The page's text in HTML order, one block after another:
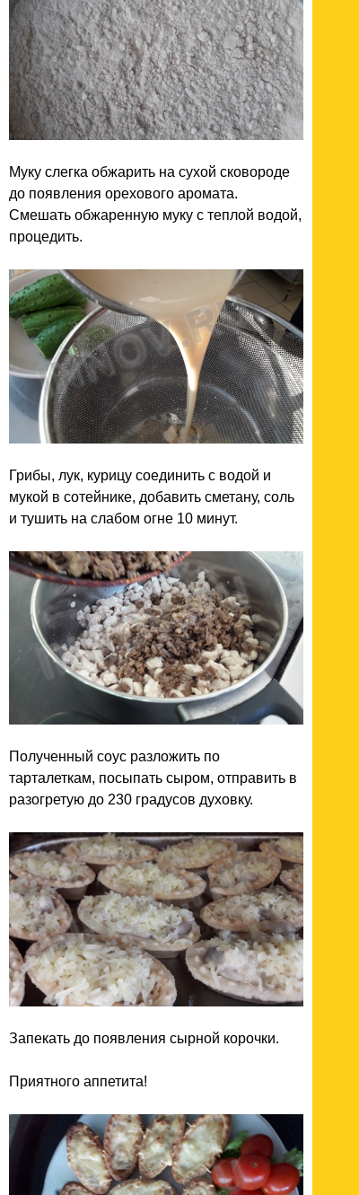
Муку слегка обжарить на сухой сковороде
до появления орехового аромата.
Смешать обжаренную муку с теплой водой,
процедить.
Грибы, лук, курицу соединить с водой и
мукой в сотейнике, добавить сметану, соль
и тушить на слабом огне 10 минут.
Полученный соус разложить по
тарталеткам, посыпать сыром, отправить в
разогретую до 230 градусов духовку.
Запекать до появления сырной корочки.
Приятного аппетита!